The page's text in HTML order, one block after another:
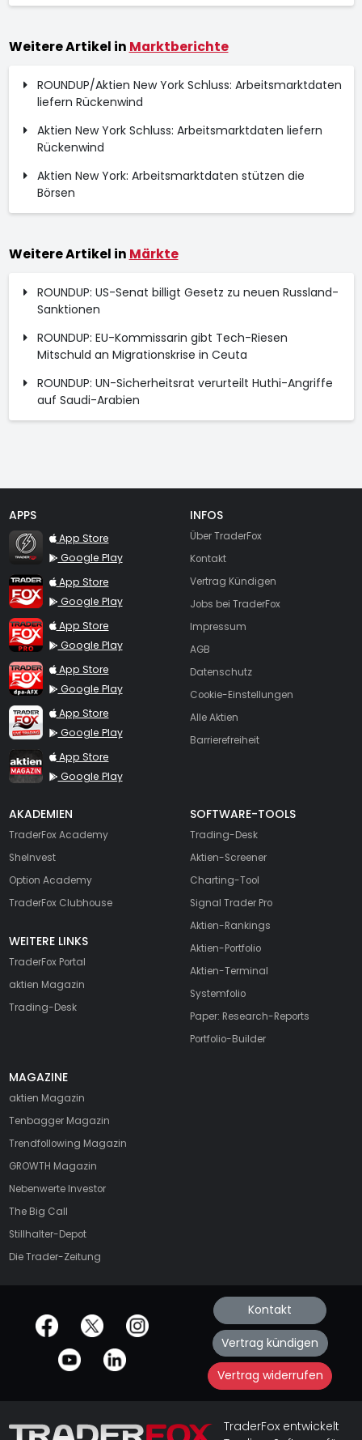
Weitere Artikel in Marktberichte
ROUNDUP/Aktien New York Schluss: Arbeitsmarktdaten
liefern Rückenwind
Aktien New York Schluss: Arbeitsmarktdaten liefern
Rückenwind
Aktien New York: Arbeitsmarktdaten stützen die
Börsen
Weitere Artikel in Märkte
ROUNDUP: US-Senat billigt Gesetz zu neuen Russland-
Sanktionen
ROUNDUP: EU-Kommissarin gibt Tech-Riesen
Mitschuld an Migrationskrise in Ceuta
ROUNDUP: UN-Sicherheitsrat verurteilt Huthi-Angriffe
auf Saudi-Arabien
APPS
TraderFox Flash
App Store
Google Play
TraderFox App
App Store
Google Play
TraderFox Pro
App Store
Google Play
TraderFox dpa-AFX ProFeed
App Store
Google Play
TraderFox Live Trading
App Store
Google Play
TraderFox aktien Magazin
App Store
Google Play
INFOS
Über TraderFox
Kontakt
Vertrag Kündigen
Jobs bei TraderFox
Impressum
AGB
Datenschutz
Cookie-Einstellungen
Alle Aktien
Barrierefreiheit
AKADEMIEN
TraderFox Academy
SheInvest
Option Academy
TraderFox Clubhouse
WEITERE LINKS
TraderFox Portal
aktien Magazin
Trading-Desk
SOFTWARE-TOOLS
Trading-Desk
Aktien-Screener
Charting-Tool
Signal Trader Pro
Aktien-Rankings
Aktien-Portfolio
Aktien-Terminal
Systemfolio
Paper: Research-Reports
Portfolio-Builder
MAGAZINE
aktien Magazin
Tenbagger Magazin
Trendfollowing Magazin
GROWTH Magazin
Nebenwerte Investor
The Big Call
Stillhalter-Depot
Die Trader-Zeitung
offizielle Social Media-Accounts Kontakt
Vertrag kündigen
Vertrag widerrufen
TraderFox entwickelt